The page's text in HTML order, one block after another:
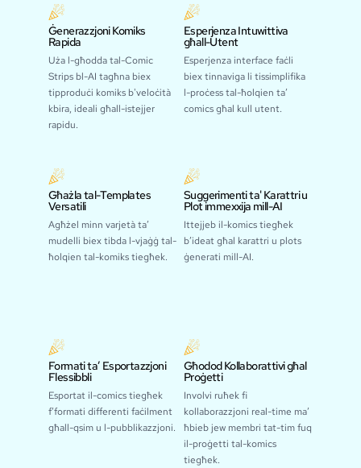
Ġenerazzjoni Komiks
Rapida
Uża l-għodda tal-Comic
Strips bl-AI tagħna biex
tipproduċi komiks b'veloċità
kbira, ideali għall-istejjer
rapidu.
Esperjenza Intuwittiva
għall-Utent
Esperjenza interface faċli
biex tinnaviga li tissimplifika
l-proċess tal-ħolqien ta’
comics għal kull utent.
Għażla tal-Templates
Versatili
Agħżel minn varjetà ta’
mudelli biex tibda l-vjaġġ tal-
ħolqien tal-komiks tiegħek.
Suggerimenti ta' Karattri u
Plot immexxija mill-AI
Ittejjeb il-komics tiegħek
b’ideat għal karattri u plots
ġenerati mill-AI.
Formati ta’ Esportazzjoni
Flessibbli
Esportat il-comics tiegħek
f’formati differenti faċilment
għall-qsim u l-pubblikazzjoni.
Għodod Kollaborattivi għal
Proġetti
Involvi ruħek fi
kollaborazzjoni real-time ma’
ħbieb jew membri tat-tim fuq
il-proġetti tal-komics
tiegħek.